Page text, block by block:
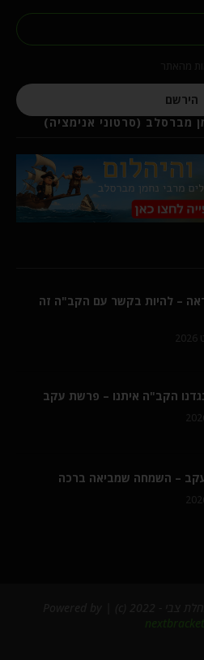
הירשם
מברסלב (סרטוני אנימציה)
– להיות בקשר עם הקב"ה זה
הקב"ה איתנו – פרשת עקב
– השמחה שמביאה ברכה